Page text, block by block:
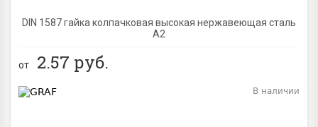
DIN 1587 гайка колпачковая высокая нержавеющая сталь
А2
от 2.57 руб.
В наличии